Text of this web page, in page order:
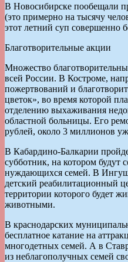
В Новосибирске пообещали
(это примерно на тысячу
этот летний суп совершенно
Благотворительные акции
Множество
всей России. В Костроме,
пожертвований и
цветок», во время которой
отделению выхаживания
областной больницы. Его
рублей, около 3 миллионов
В Кабардино-Балкарии
субботник, на котором будут
нуждающихся семей. В
детский реабилитационный
территории которого будет
животными.
В краснодарских
бесплатное катание на
многодетных семей. А в
из неблагополучных семей